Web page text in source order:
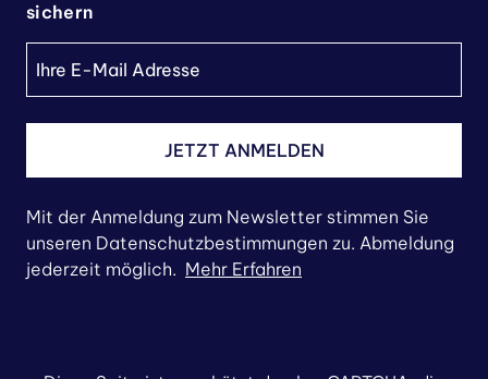
sichern
JETZT ANMELDEN
Mit der Anmeldung zum Newsletter stimmen Sie
unseren Datenschutzbestimmungen zu. Abmeldung
jederzeit möglich. Mehr Erfahren